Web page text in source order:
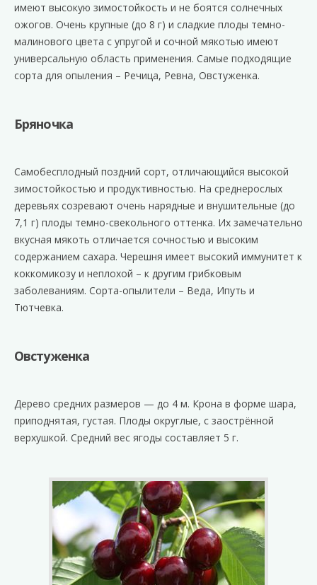
имеют высокую зимостойкость и не боятся солнечных
ожогов. Очень крупные (до 8 г) и сладкие плоды темно-
малинового цвета с упругой и сочной мякотью имеют
универсальную область применения. Самые подходящие
сорта для опыления – Речица, Ревна, Овстуженка.
Бряночка
Самобесплодный поздний сорт, отличающийся высокой
зимостойкостью и продуктивностью. На среднерослых
деревьях созревают очень нарядные и внушительные (до
7,1 г) плоды темно-свекольного оттенка. Их замечательно
вкусная мякоть отличается сочностью и высоким
содержанием сахара. Черешня имеет высокий иммунитет к
коккомикозу и неплохой – к другим грибковым
заболеваниям. Сорта-опылители – Веда, Ипуть и
Тютчевка.
Овстуженка
Дерево средних размеров — до 4 м. Крона в форме шара,
приподнятая, густая. Плоды округлые, с заострённой
верхушкой. Средний вес ягоды составляет 5 г.